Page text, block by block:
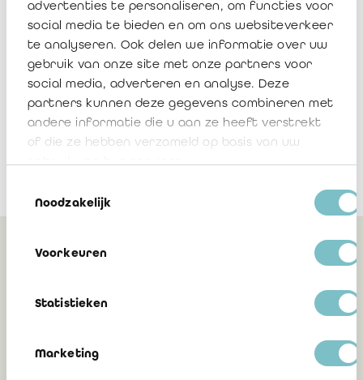
advertenties te personaliseren, om functies voor
social media te bieden en om ons websiteverkeer
te analyseren. Ook delen we informatie over uw
gebruik van onze site met onze partners voor
social media, adverteren en analyse. Deze
partners kunnen deze gegevens combineren met
andere informatie die u aan ze heeft verstrekt
of die ze hebben verzameld op basis van uw
Noodzakelijk
Voorkeuren
Statistieken
Marketing
Manuel MFA mot de passe FR
Télécharger
intéresser
L’Assemblée générale du 24 avril 2026 :